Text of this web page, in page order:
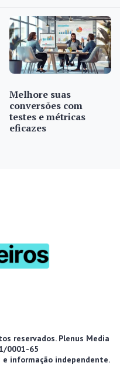
Melhore suas
conversões com
testes e métricas
eficazes
reservados. Plenus Media
0001-65
informação independente.